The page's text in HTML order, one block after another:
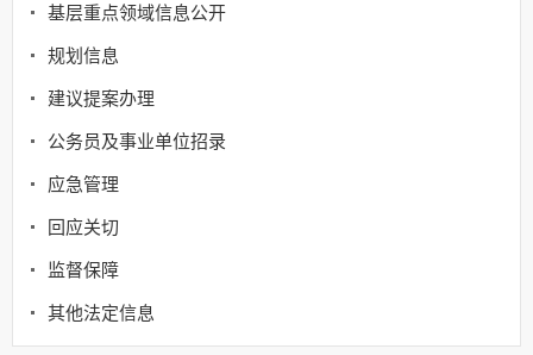
基层重点领域信息公开
规划信息
建议提案办理
公务员及事业单位招录
应急管理
回应关切
监督保障
其他法定信息